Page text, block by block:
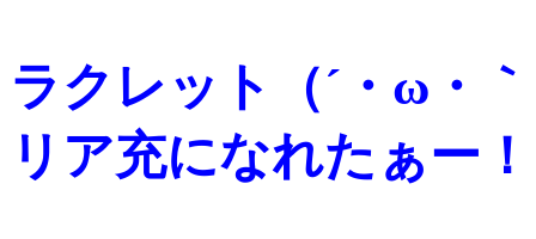
ラクレット（´・ω・
リア充になれたぁー！